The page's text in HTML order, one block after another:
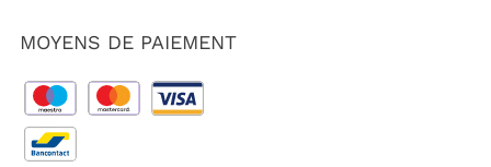
MOYENS DE PAIEMENT